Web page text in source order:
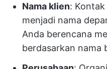
Nama klien:
menjadi nama
Anda berencana
berdasarkan nama